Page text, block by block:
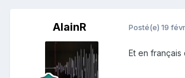
AlainR Posté(e) 19
Et en